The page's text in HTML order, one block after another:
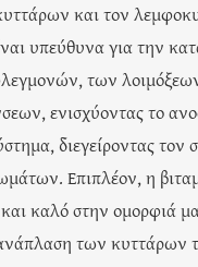
και τον
υπεύθυνα για την
των
ενισχύοντας το
διεγείροντας τον
Επιπλέον, η
καλό στην ομορφιά
των κυττάρων